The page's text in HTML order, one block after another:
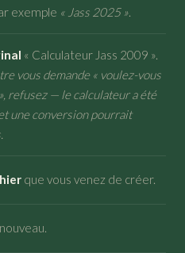
exemple « Jass 2025 ».
« Calculateur Jass 2009 ».
vous demande « voulez-vous
refusez — le calculateur a été
une conversion pourrait
que vous venez de créer.